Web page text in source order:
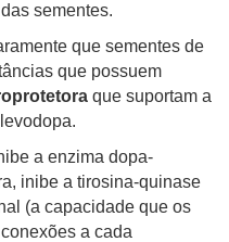
sementes.
que sementes de
que possuem
que suportam a
a enzima dopa-
inibe a tirosina-quinase
(a capacidade que os
a cada